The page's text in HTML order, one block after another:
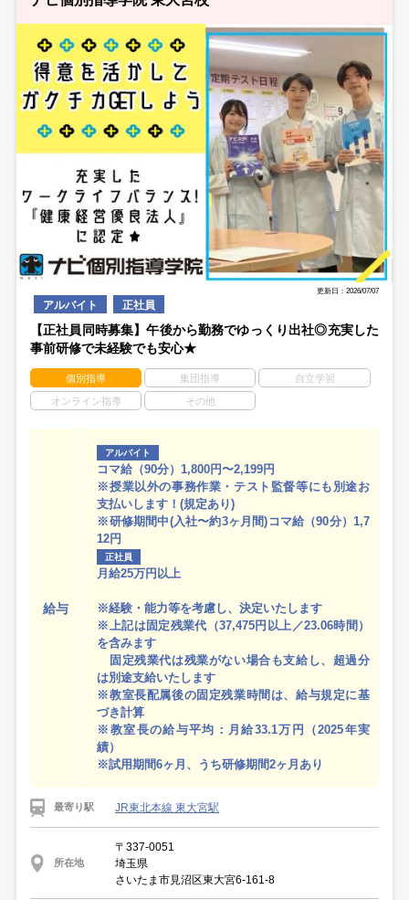
更新日：2026/07/07
アルバイト 正社員
【正社員同時募集】午後から勤務でゆっくり出社◎充実した
事前研修で未経験でも安心★
個別指導 集団指導 自立学習
オンライン指導 その他
給与
アルバイト
コマ給（90分）1,800円〜2,199円
※授業以外の事務作業・テスト監督等にも別途お
支払いします！(規定あり)
※研修期間中(入社〜約3ヶ月間)コマ給（90分）1,7
12円
正社員
月給25万円以上
※経験・能力等を考慮し、決定いたします
※上記は固定残業代（37,475円以上／23.06時間）
を含みます
固定残業代は残業がない場合も支給し、超過分
は別途支給いたします
※教室長配属後の固定残業時間は、給与規定に基
づき計算
※教室長の給与平均：月給33.1万円（2025年実
績）
※試用期間6ヶ月、うち研修期間2ヶ月あり
最寄り駅 JR東北本線 東大宮駅
所在地
〒337-0051
埼玉県
さいたま市見沼区東大宮6-161-8